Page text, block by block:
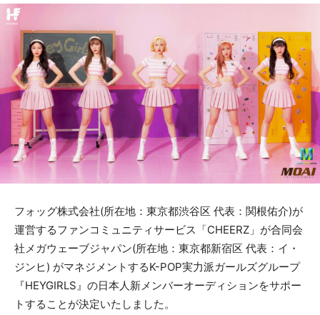
フォッグ株式会社(所在地：東京都渋谷区 代表：関根佑介)が
運営するファンコミュニティサービス「CHEERZ」が合同会
社メガウェーブジャパン(所在地：東京都新宿区 代表：イ・
ジンヒ) がマネジメントするK-POP実力派ガールズグループ
『HEYGIRLS』の日本人新メンバーオーディションをサポー
トすることが決定いたしました。